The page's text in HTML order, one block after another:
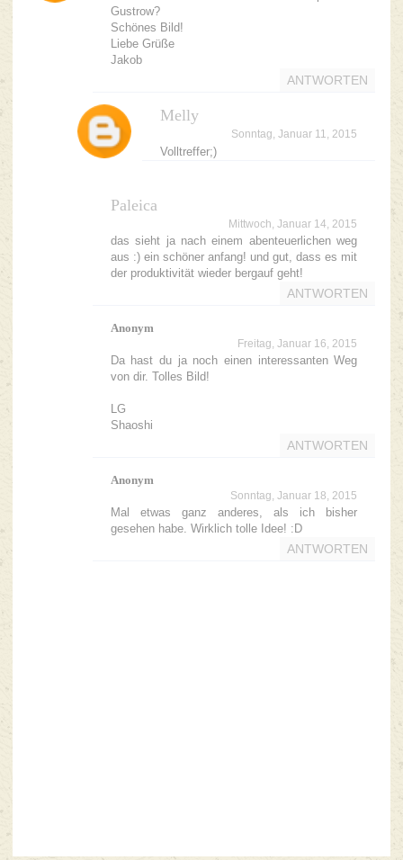
Gustrow?
Schönes Bild!
Liebe Grüße
Jakob
ANTWORTEN
Melly
Sonntag, Januar 11, 2015
Volltreffer;)
Paleica
Mittwoch, Januar 14, 2015
das sieht ja nach einem abenteuerlichen weg
aus :) ein schöner anfang! und gut, dass es mit
der produktivität wieder bergauf geht!
ANTWORTEN
Anonym
Freitag, Januar 16, 2015
Da hast du ja noch einen interessanten Weg
von dir. Tolles Bild!
LG
Shaoshi
ANTWORTEN
Anonym
Sonntag, Januar 18, 2015
Mal etwas ganz anderes, als ich bisher
gesehen habe. Wirklich tolle Idee! :D
ANTWORTEN